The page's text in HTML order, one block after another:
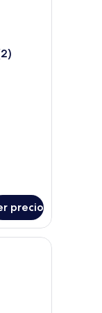
precio